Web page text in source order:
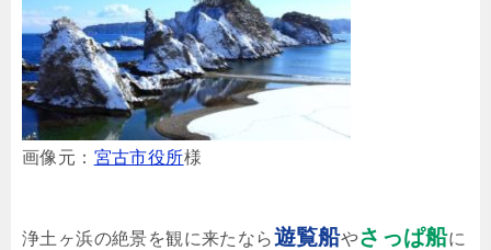
画像元： 宮古市役所様
浄土ヶ浜の絶景を観に来たなら遊覧船やさっぱ船に